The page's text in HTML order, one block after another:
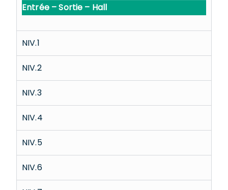
Entrée – Sortie – Hall
NIV.1
NIV.2
NIV.3
NIV.4
NIV.5
NIV.6